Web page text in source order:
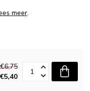
meer.
€6,75
€5,40